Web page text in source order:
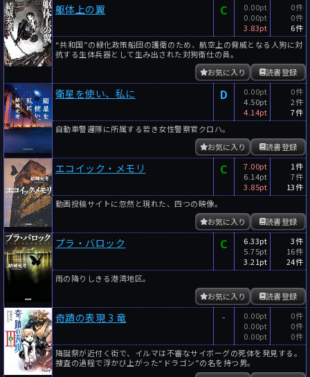
躯体上の翼 C
0.00pt
0.00pt
3.83pt
0件
0件
6件
“共和国”の緑化政策船団の護衛のため、航空上の脅威となる人狗に対
抗する生体兵器として生み出された対狗衞仕の員。
読書登録
お気に入り
衛星を使い、私に D
0.00pt
4.50pt
4.14pt
0件
2件
7件
自動車警邏隊に所属する若き女性警察官クロハ。
読書登録
お気に入り
エコイック・メモリ C
7.00pt
6.14pt
3.85pt
1件
7件
13件
動画投稿サイトに忽然と現れた、四つの映像。
読書登録
お気に入り
プラ・バロック C
6.33pt
5.75pt
3.21pt
3件
16件
24件
雨の降りしきる港湾地区。
読書登録
お気に入り
奇蹟の表現 3 竜 -
0.00pt
0.00pt
0.00pt
0件
0件
0件
降誕祭が近付く街で、イルマは不審なサイボーグの死体を発見する。
捜査の過程で浮かび上がった“ドラゴン”の名を持つ男。